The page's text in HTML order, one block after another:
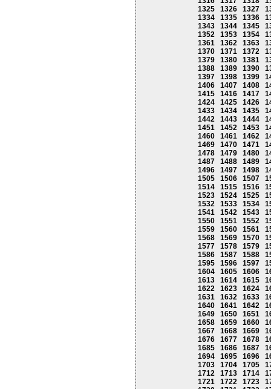
1325
1326 1327
1334
1335 1336
1343
1344 1345
1352
1353 1354
1361
1362 1363
1370
1371 1372
1379
1380 1381
1388
1389 1390
1397
1398 1399
1406
1407 1408
1415
1416 1417
1424
1425 1426
1433
1434 1435
1442
1443 1444
1451
1452 1453
1460
1461 1462
1469
1470 1471
1478
1479 1480
1487
1488 1489
1496
1497 1498
1505
1506 1507
1514
1515 1516
1523
1524 1525
1532
1533 1534
1541
1542 1543
1550
1551 1552
1559
1560 1561
1568
1569 1570
1577
1578 1579
1586
1587 1588
1595
1596 1597
1604
1605 1606
1613
1614 1615
1622
1623 1624
1631
1632 1633
1640
1641 1642
1649
1650 1651
1658
1659 1660
1667
1668 1669
1676
1677 1678
1685
1686 1687
1694
1695 1696
1703
1704 1705
1712
1713 1714
1721
1722 1723